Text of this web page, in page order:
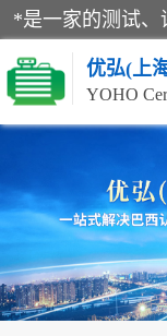
优弘(上
YOHO
RECYCLASS认证
NR12认证
ART认证